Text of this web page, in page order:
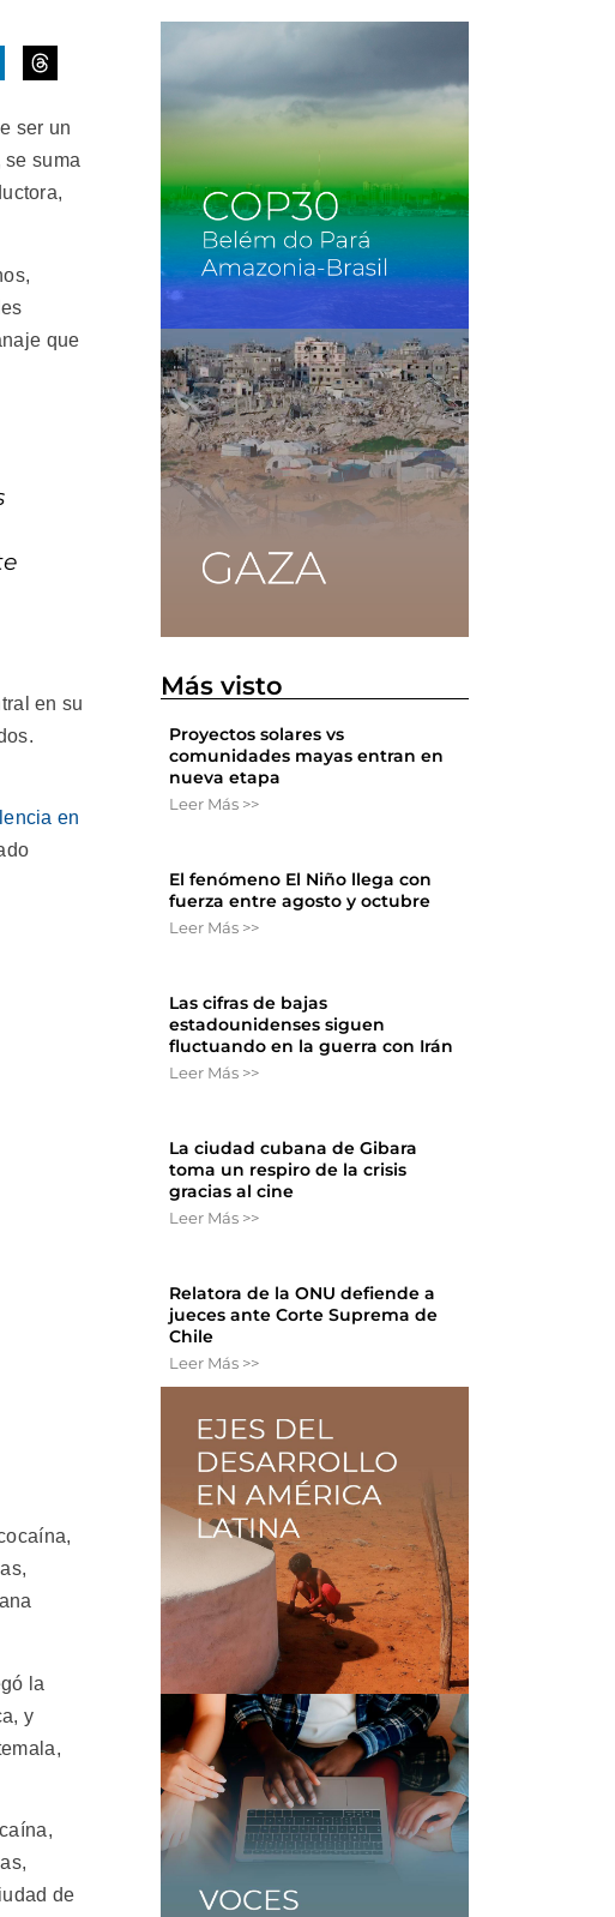
ser un
suma
que
en su
en
la
y
de
Más visto
Proyectos solares vs
comunidades mayas entran en
nueva etapa
Leer Más >>
El fenómeno El Niño llega con
fuerza entre agosto y octubre
Leer Más >>
Las cifras de bajas
estadounidenses siguen
fluctuando en la guerra con Irán
Leer Más >>
La ciudad cubana de Gibara
toma un respiro de la crisis
gracias al cine
Leer Más >>
Relatora de la ONU defiende a
jueces ante Corte Suprema de
Chile
Leer Más >>